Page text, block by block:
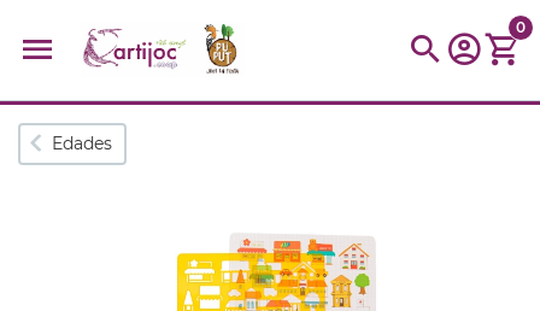
Búsquedas populares
kidynight Puzzle
0
Edades